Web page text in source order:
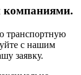
компаниями.
транспортную
с нашим
заявку.